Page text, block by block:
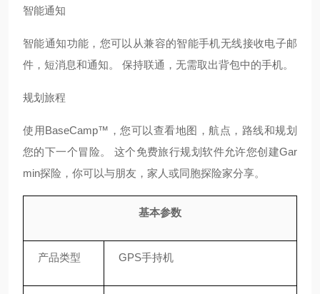
智能通知
智能通知功能，您可以从兼容的智能手机无线接收电子邮
件，短消息和通知。
保持联通，无需取出背包中的手机。
规划旅程
使用BaseCamp™，您可以查看地图，航点，路线和规划
您的下一个冒险。 这个免费旅行规划软件允许您创建Gar
min探险，你可以与朋友，家人或同胞探险家分享。
基本参数
产品类型 GPS手持机